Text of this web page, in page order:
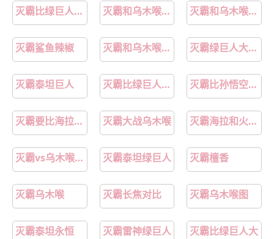
灭霸比绿巨人强吗 灭霸和乌木喉谁厉害 灭霸和乌木喉在一起的照片
灭霸鲨鱼辣椒 灭霸和乌木喉的照片 灭霸绿巨人大猩猩
灭霸泰坦巨人 灭霸比绿巨人强不强 灭霸比孙悟空厉害吗
灭霸要比海拉厉害吗 灭霸大战乌木喉 灭霸海拉和火焰巨人
灭霸vs乌木喉谁厉害 灭霸泰坦绿巨人 灭霸檀香
灭霸乌木喉 灭霸长焦对比 灭霸乌木喉图
灭霸泰坦永恒 灭霸雷神绿巨人 灭霸比绿巨人大